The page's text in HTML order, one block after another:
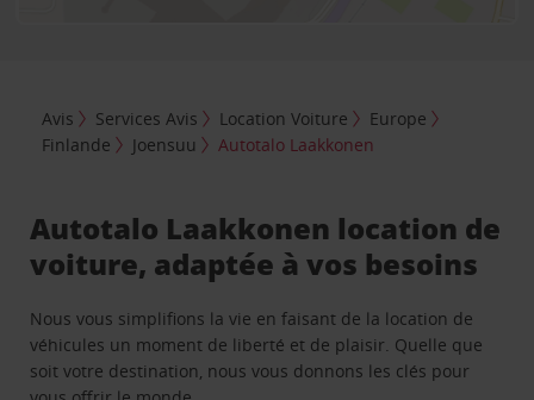
Avis Services Avis Location Voiture
Europe
Finlande
Joensuu Autotalo Laakkonen
Autotalo Laakkonen location de
voiture, adaptée à vos besoins
Nous vous simplifions la vie en faisant de la location de
véhicules un moment de liberté et de plaisir. Quelle que
soit votre destination, nous vous donnons les clés pour